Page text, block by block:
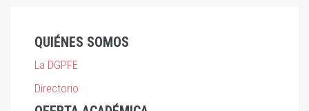
QUIÉNES SOMOS
La DGPFE
Directorio